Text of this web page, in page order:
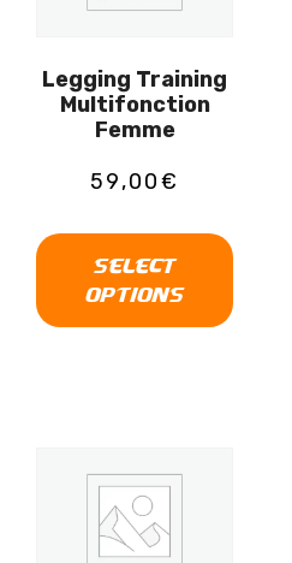
Legging Training
Multifonction
Femme
59,00€
SELECT
OPTIONS